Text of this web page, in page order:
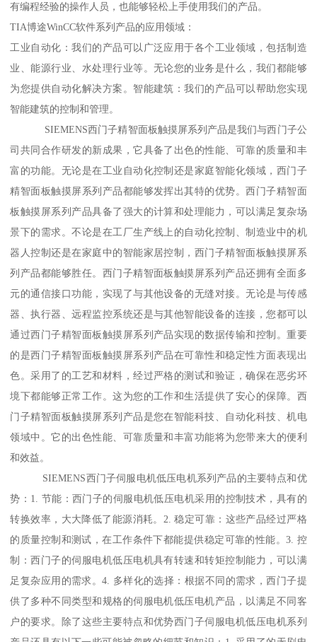
有编程经验的操作人员，也能够轻松上手使用我们的产品。
TIA博途WinCC软件系列产品的应用领域：
工业自动化：我们的产品可以广泛应用于各个工业领域，包括制造
业、能源行业、水处理行业等。无论您的业务是什么，我们都能够
为您提供自动化解决方案。智能建筑：我们的产品可以帮助您实现
智能建筑的控制和管理。
SIEMENS西门子精智面板触摸屏系列产品是我们与西门子公
司共同合作研发的新成果，它具备了出色的性能、可靠的质量和丰
富的功能。无论是在工业自动化控制还是家庭智能化领域，西门子
精智面板触摸屏系列产品都能够发挥出其特的优势。西门子精智面
板触摸屏系列产品具备了强大的计算和处理能力，可以满足复杂场
景下的需求。不论是在工厂生产线上的自动化控制、制造业中的机
器人控制还是在家庭中的智能家居控制，西门子精智面板触摸屏系
列产品都能够胜任。西门子精智面板触摸屏系列产品还拥有全面多
元的通信接口功能，实现了与其他设备的无缝对接。无论是与传感
器、执行器、远程监控系统还是与其他智能设备的连接，您都可以
通过西门子精智面板触摸屏系列产品实现的数据传输和控制。重要
的是西门子精智面板触摸屏系列产品在可靠性和稳定性方面表现出
色。采用了的工艺和材料，经过严格的测试和验证，确保在恶劣环
境下都能够正常工作。这为您的工作和生活提供了安心的保障。西
门子精智面板触摸屏系列产品是您在智能科技、自动化科技、机电
领域中。它的出色性能、可靠质量和丰富功能将为您带来大的便利
和效益。
SIEMENS西门子伺服电机低压电机系列产品的主要特点和优
势：1. 节能：西门子的伺服电机低压电机采用的控制技术，具有的
转换效率，大大降低了能源消耗。2. 稳定可靠：这些产品经过严格
的质量控制和测试，在工作条件下都能提供稳定可靠的性能。3. 控
制：西门子的伺服电机低压电机具有转速和转矩控制能力，可以满
足复杂应用的需求。4. 多样化的选择：根据不同的需求，西门子提
供了多种不同类型和规格的伺服电机低压电机产品，以满足不同客
户的要求。除了这些主要特点和优势西门子伺服电机低压电机系列